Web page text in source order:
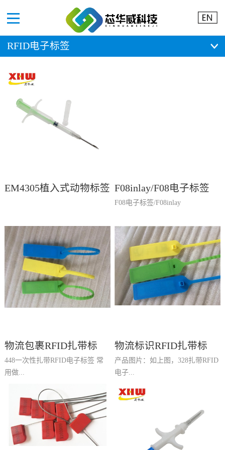
RFID电子标签
EM4305植入式动物标签 F08inlay/F08电子标签
F08电子标签/F08inlay
物流包裹RFID扎带标
签、物品包裹RFID扎带
子标签
448一次性扎带RFID电子标签 常
用做...
物流包裹RFID扎带标签、物品包
裹RFID扎带标签。产品名称：448
一次性扎带RFID电子标签产品尺
寸：448*28*8mm芯片名称：
物流标识RFID扎带标
签、商品标识RFID扎带
电子标签
产品图片：如上图，328扎带RFID
电子...
标签是一款常用的物流标识RFID
扎带标签、商品标识RFID扎带标
签产品名称：328扎带RFID电子标
签产品尺寸：328*30*89mm捆扎